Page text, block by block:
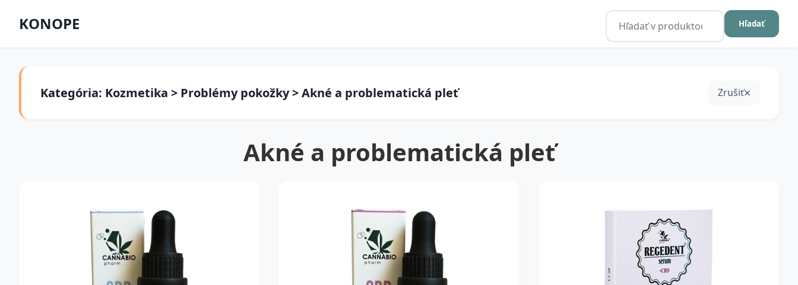
KONOPE Hľadať
Kategória: Kozmetika > Problémy pokožky > Akné a problematická pleť Zrušiť
Akné a problematická pleť